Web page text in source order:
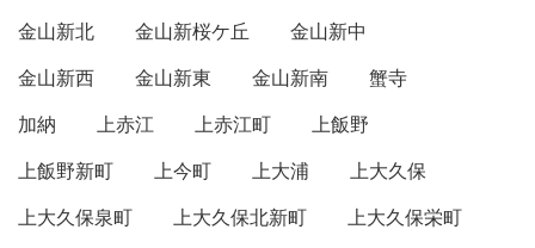
金山新北
金山新桜ケ丘
金山新中
金山新西
金山新東 金山新南
蟹寺
加納
上赤江 上赤江町
上飯野
上飯野新町
上今町 上大浦
上大久保
上大久保泉町
上大久保北新町
上大久保栄町